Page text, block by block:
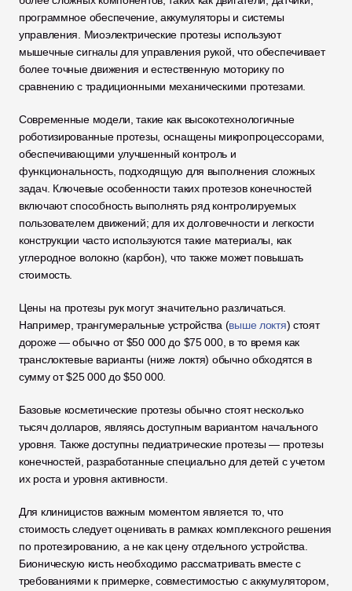
программное обеспечение, аккумуляторы и системы
управления. Миоэлектрические протезы используют
мышечные сигналы для управления рукой, что обеспечивает
более точные движения и естественную моторику по
сравнению с традиционными механическими протезами.
Современные модели, такие как высокотехнологичные
роботизированные протезы, оснащены микропроцессорами,
обеспечивающими улучшенный контроль и
функциональность, подходящую для выполнения сложных
задач. Ключевые особенности таких протезов конечностей
включают способность выполнять ряд контролируемых
пользователем движений; для их долговечности и легкости
конструкции часто используются такие материалы, как
углеродное волокно (карбон), что также может повышать
стоимость.
Цены на протезы рук могут значительно различаться.
Например, трангумеральные устройства (выше локтя) стоят
дороже — обычно от $50 000 до $75 000, в то время как
транслоктевые варианты (ниже локтя) обычно обходятся в
сумму от $25 000 до $50 000.
Базовые косметические протезы обычно стоят несколько
тысяч долларов, являясь доступным вариантом начального
уровня. Также доступны педиатрические протезы — протезы
конечностей, разработанные специально для детей с учетом
их роста и уровня активности.
Для клиницистов важным моментом является то, что
стоимость следует оценивать в рамках комплексного решения
по протезированию, а не как цену отдельного устройства.
Бионическую кисть необходимо рассматривать вместе с
требованиями к примерке, совместимостью с аккумулятором,